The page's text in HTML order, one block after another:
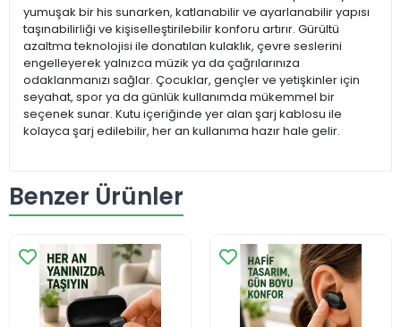
yumuşak bir his sunarken, katlanabilir ve ayarlanabilir yapısı
taşınabilirliği ve kişiselleştirilebilir konforu artırır. Gürültü
azaltma teknolojisi ile donatılan kulaklık, çevre seslerini
engelleyerek yalnızca müzik ya da çağrılarınıza
odaklanmanızı sağlar. Çocuklar, gençler ve yetişkinler için
seyahat, spor ya da günlük kullanımda mükemmel bir
seçenek sunar. Kutu içeriğinde yer alan şarj kablosu ile
kolayca şarj edilebilir, her an kullanıma hazır hale gelir.
Benzer Ürünler